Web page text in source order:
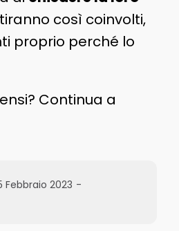
così coinvolti,
proprio perché lo
Continua a
Febbraio 2023 -